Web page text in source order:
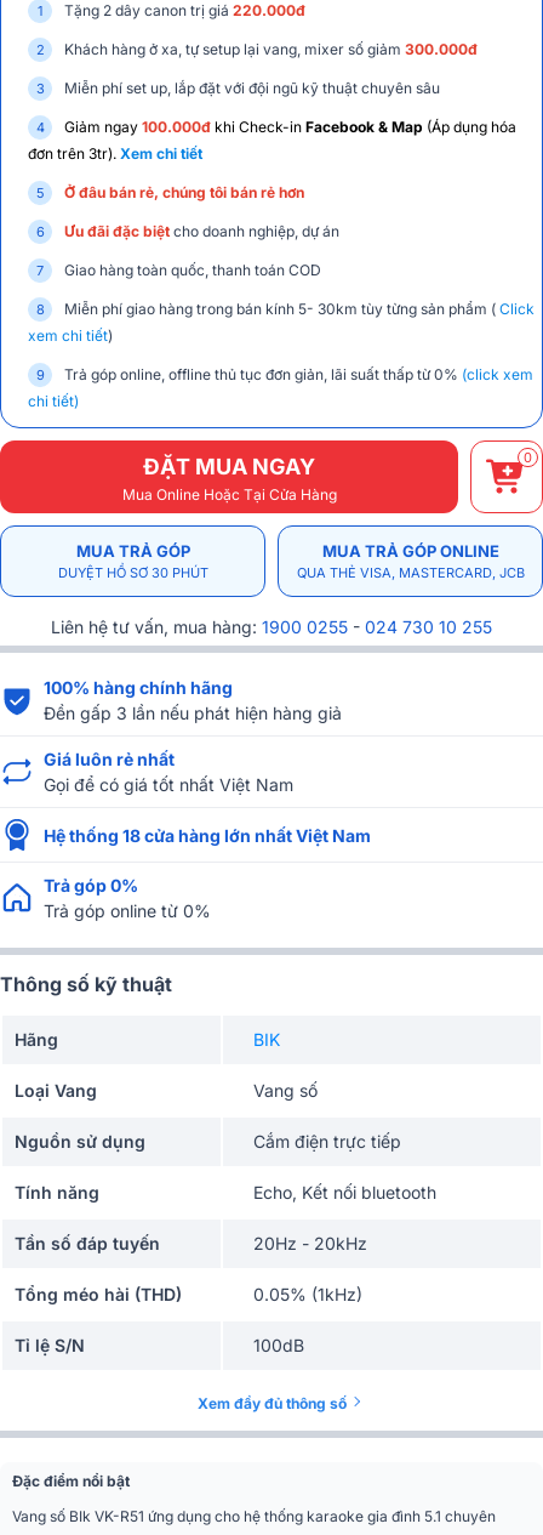
Tặng 2 dây canon trị giá 220.000đ
Khách hàng ở xa, tự setup lại vang, mixer số giảm 300.000đ
Miễn phí set up, lắp đặt với đội ngũ kỹ thuật chuyên sâu
Giảm ngay 100.000đ khi Check-in Facebook & Map (Áp dụng hóa
đơn trên 3tr). Xem chi tiết
Ở đâu bán rẻ, chúng tôi bán rẻ hơn
Ưu đãi đặc biệt cho doanh nghiệp, dự án
Giao hàng toàn quốc, thanh toán COD
Miễn phí giao hàng trong bán kính 5- 30km tùy từng sản phẩm ( Click
xem chi tiết)
Trả góp online, offline thủ tục đơn giản, lãi suất thấp từ 0% (click xem
chi tiết)
ĐẶT MUA NGAY
Mua Online Hoặc Tại Cửa Hàng
0
MUA TRẢ GÓP
DUYỆT HỒ SƠ 30 PHÚT
MUA TRẢ GÓP ONLINE
QUA THẺ VISA, MASTERCARD, JCB
Liên hệ tư vấn, mua hàng: 1900 0255 - 024 730 10 255
100% hàng chính hãng
Đền gấp 3 lần nếu phát hiện hàng giả
Giá luôn rẻ nhất
Gọi để có giá tốt nhất Việt Nam
Hệ thống 18 cửa hàng lớn nhất Việt Nam
Trả góp 0%
Trả góp online từ 0%
Thông số kỹ thuật
Hãng BIK
Loại Vang Vang số
Nguồn sử dụng Cắm điện trực tiếp
Tính năng Echo, Kết nối bluetooth
Tần số đáp tuyến 20Hz - 20kHz
Tổng méo hài (THD) 0.05% (1kHz)
Tỉ lệ S/N 100dB
hàng
Xem đầy đủ thông số
Đặc điểm nổi bật
Vang số BIk VK-R51 ứng dụng cho hệ thống karaoke gia đình 5.1 chuyên